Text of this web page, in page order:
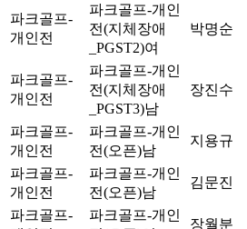
파크골프-
개인전
파크골프-개인
전(지체장애
_PGST2)여
박명순
파크골프-
개인전
파크골프-개인
전(지체장애
_PGST3)남
장진수
파크골프-
개인전
파크골프-개인
전(오픈)남
지용규
파크골프-
개인전
파크골프-개인
전(오픈)남
김문진
파크골프-
파크골프-개인
장월분